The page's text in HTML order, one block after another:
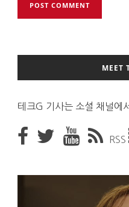
MEET
테크G 기사는 소셜 채널에
RSS